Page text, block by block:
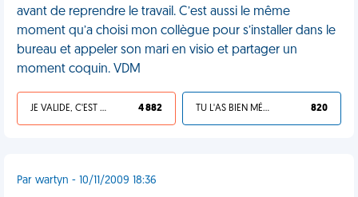
avant de reprendre le travail. C’est aussi le même
moment qu’a choisi mon collègue pour s’installer dans le
bureau et appeler son mari en visio et partager un
moment coquin. VDM
JE VALIDE, C'EST UNE VDM 4 882 TU L'AS BIEN MÉRITÉ 820
Par wartyn - 10/11/2009 18:36